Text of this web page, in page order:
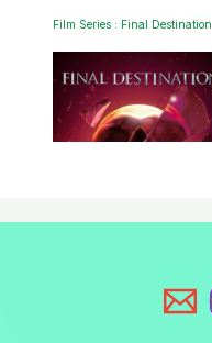
Film Series : Final Destination